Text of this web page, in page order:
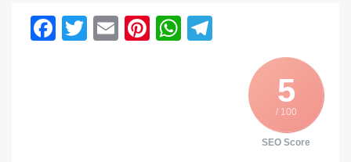
Facebook
Twitter
EmailPinterest
WhatsApp
5
/ 100
SEO Score